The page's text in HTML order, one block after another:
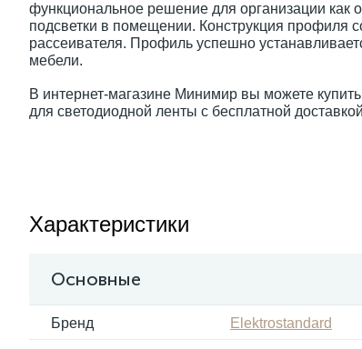
функциональное решение для организации как
подсветки в помещении. Конструкция профиля
рассеивателя. Профиль успешно
мебели.
В интернет-магазине Минимир вы можете
для светодиодной ленты с бесплатной
Характеристики
Основные
Бренд Elektrostandard